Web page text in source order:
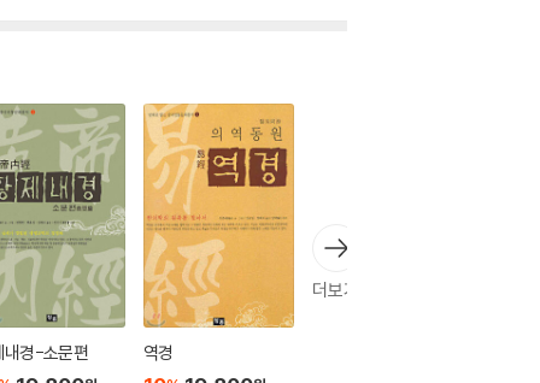
내경-소문편 역경
더보기